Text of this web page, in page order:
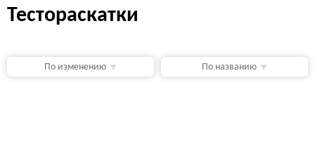
Тестораскатки
По изменению По названию